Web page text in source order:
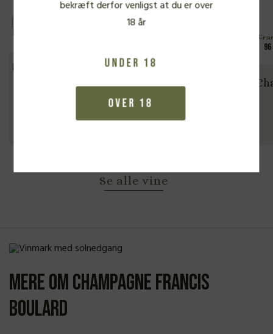
Champagne Grand Cru Mailly 2022
CHAMPAGNE OG BOBLER
Se alle vine
Mere om Champagne Francis
Boulard
bekræft derfor venligst at du er over
18 år
Under 18
Over 18